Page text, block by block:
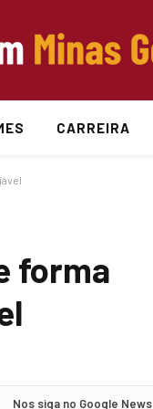
CARREIRA
forma
Nos siga no Google News